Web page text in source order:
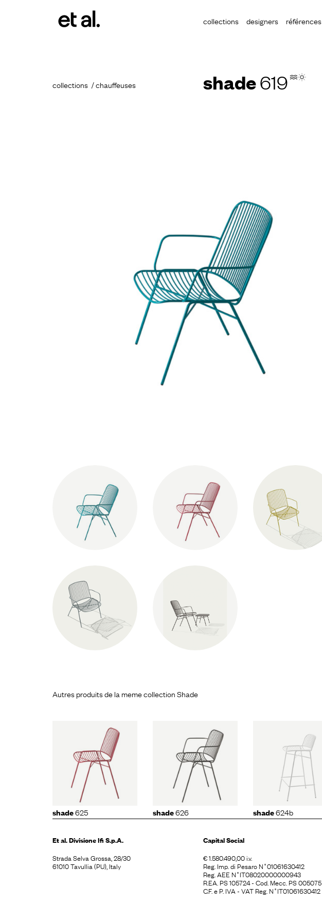
collections designers références
collections chauffeuses shade619
Autres produits de la meme collection Shade
shade625
shade
shade626
shade624b
shade624b
shade
Et al. DivisioneIfi S.p.A.
Strada Selva Grossa, 28/30
61010 Tavullia (PU), Italy
Capital Social
€ 1.580.490,00 i.v.
Reg. Imp. di Pesaro N˚01061630412
Reg. AEE N˚IT08020000000943
R.EA. PS 105724 - Cod. Mecc. PS 005075
C.F. e P. IVA - VAT Reg. N˚IT01061630412